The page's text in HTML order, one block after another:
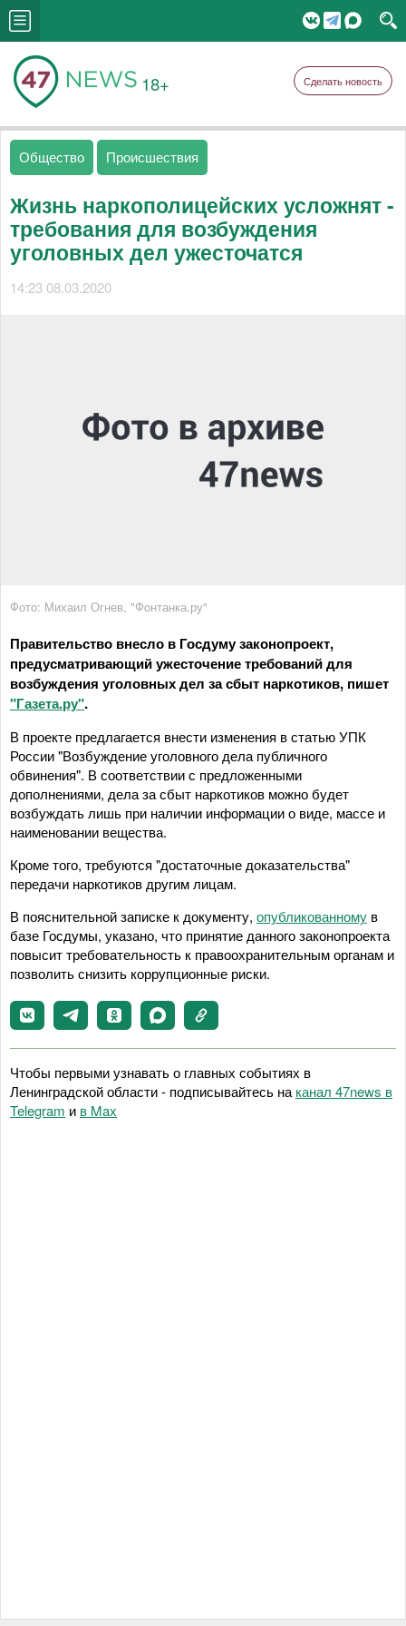
18+ Сделать новость
Общество Происшествия
Жизнь наркополицейских усложнят -
требования для возбуждения
уголовных дел ужесточатся
14:23 08.03.2020
Фото: Михаил Огнев, "Фонтанка.ру"
Правительство внесло в Госдуму законопроект,
предусматривающий ужесточение требований для
возбуждения уголовных дел за сбыт наркотиков, пишет
"Газета.ру".
В проекте предлагается внести изменения в статью УПК
России "Возбуждение уголовного дела публичного
обвинения". В соответствии с предложенными
дополнениями, дела за сбыт наркотиков можно будет
возбуждать лишь при наличии информации о виде, массе и
наименовании вещества.
Кроме того, требуются "достаточные доказательства"
передачи наркотиков другим лицам.
В пояснительной записке к документу, опубликованному в
базе Госдумы, указано, что принятие данного законопроекта
повысит требовательность к правоохранительным органам и
позволить снизить коррупционные риски.
Чтобы первыми узнавать о главных событиях в
Ленинградской области - подписывайтесь на канал 47news в
Telegram и в Maх